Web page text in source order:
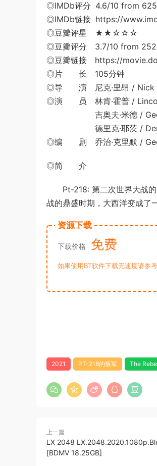
◎IMDb评分 4.6/10 from
◎IMDb链接 https://
◎豆瓣评星 ★★☆☆☆
◎豆瓣评分 3.7/10 from 252
◎豆瓣链接 https://
◎片 长 105分钟
◎导 演 尼克·里昂 / Nick
◎演 员 林肯·霍普 /
吉奥夫·米德 /
德里克·耶茨 /
◎编 剧 乔治·克里默 /
◎简 介
Pt-218: 第二次世界大战的
战的鼎盛时期，大西洋变成了
资源下载
下载价格 免费
如果使用BT软件下载无速度请参考
2021 PT-218的叛军 The
上一篇
LX 2048
[BDMV 18.25GB]